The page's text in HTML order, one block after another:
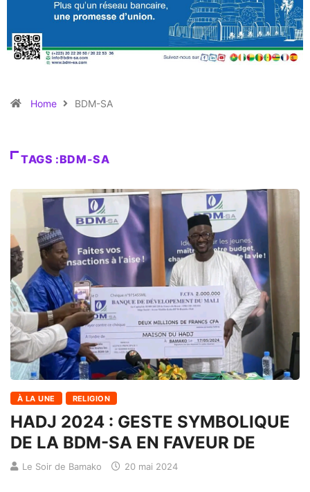
Home BDM-SA
TAGS :BDM-SA
À LA UNE RELIGION
HADJ 2024 : GESTE SYMBOLIQUE
DE LA BDM-SA EN FAVEUR DE
Le Soir de Bamako 20 mai 2024